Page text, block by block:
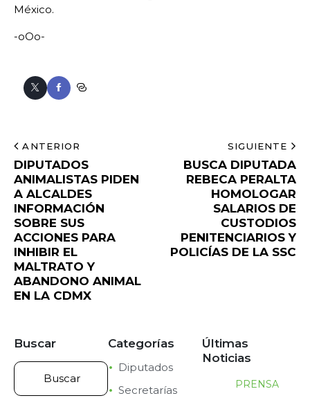
México.
-oOo-
ANTERIOR
DIPUTADOS
ANIMALISTAS PIDEN
A ALCALDES
INFORMACIÓN
SOBRE SUS
ACCIONES PARA
INHIBIR EL
MALTRATO Y
ABANDONO ANIMAL
EN LA CDMX
SIGUIENTE
BUSCA DIPUTADA
REBECA PERALTA
HOMOLOGAR
SALARIOS DE
CUSTODIOS
PENITENCIARIOS Y
POLICÍAS DE LA SSC
Buscar Categorías
Diputados
Secretarías
Últimas
Noticias
PRENSA